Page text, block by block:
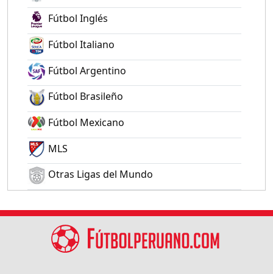
Fútbol Inglés
Fútbol Italiano
Fútbol Argentino
Fútbol Brasileño
Fútbol Mexicano
MLS
Otras Ligas del Mundo